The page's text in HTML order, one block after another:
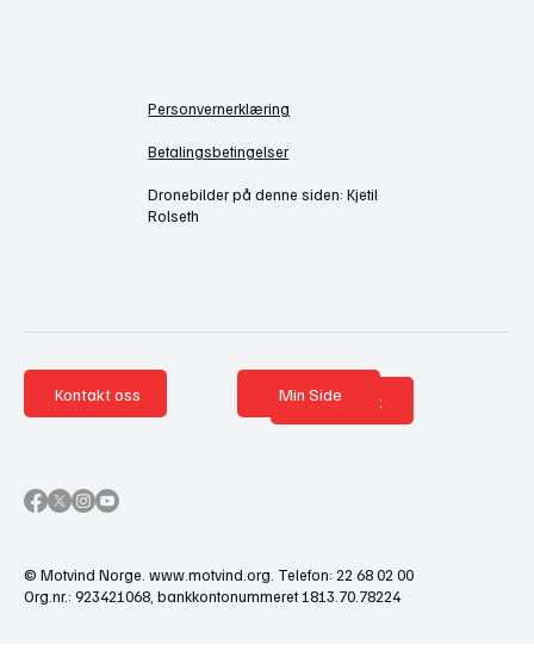
Personvernerklæring
Betalingsbetingelser
Dronebilder på denne siden: Kjetil
Rolseth
Kontakt oss Nettbutikk
Min Side
© Motvind Norge. www.motvind.org . Telefon: 22 68 02 00
Org.nr.: 923421068, bankkontonummeret 1813.70.78224